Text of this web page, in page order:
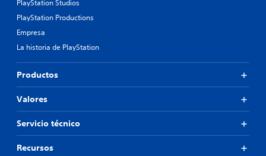
PlayStation Studios
PlayStation Productions
Empresa
La historia de PlayStation
Productos
Valores
Servicio técnico
Recursos